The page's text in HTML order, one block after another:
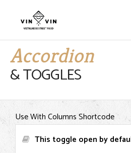
Accordion
& TOGGLES
Use With Columns Shortcode
This toggle open by